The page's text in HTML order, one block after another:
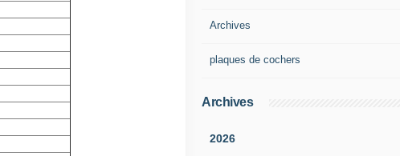
Archives
plaques de cochers
Archives
2026